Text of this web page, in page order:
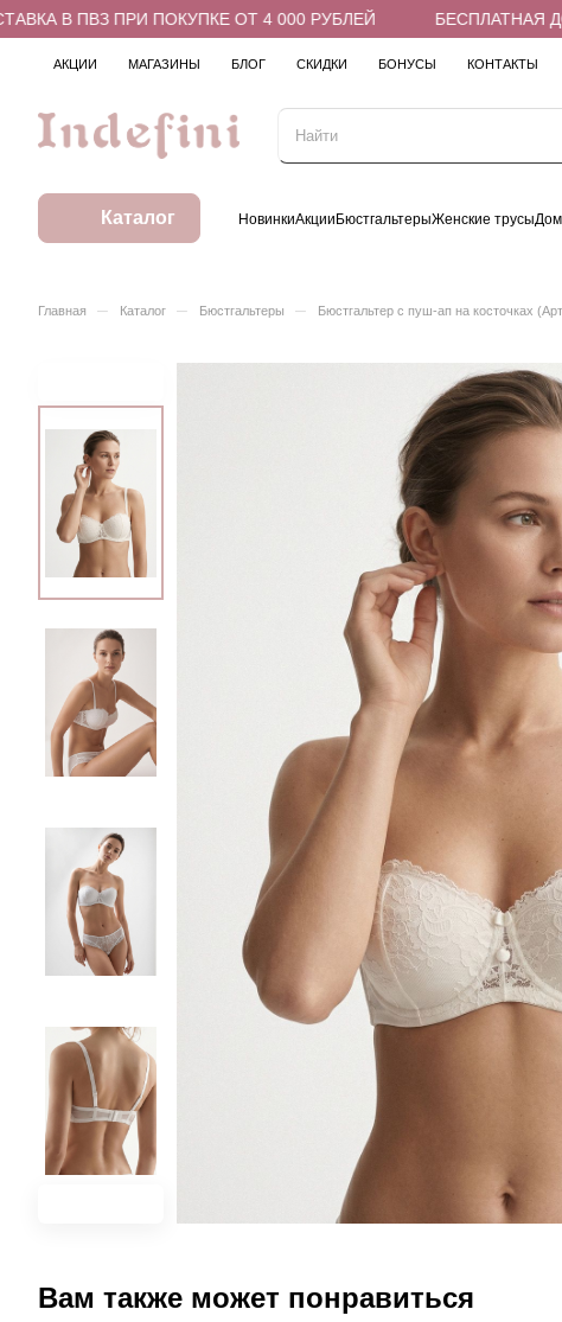
В ПВЗ ПРИ ПОКУПКЕ ОТ 4 000 РУБЛЕЙ БЕСПЛАТНАЯ
АКЦИИ МАГАЗИНЫ БЛОГ СКИДКИ БОНУСЫ КОНТАКТЫ
Каталог НовинкиАкцииБюстгальтерыЖенские трусы
Главная – Каталог – Бюстгальтеры – Бюстгальтер с пуш-ап на косточках
Вам также может понравиться